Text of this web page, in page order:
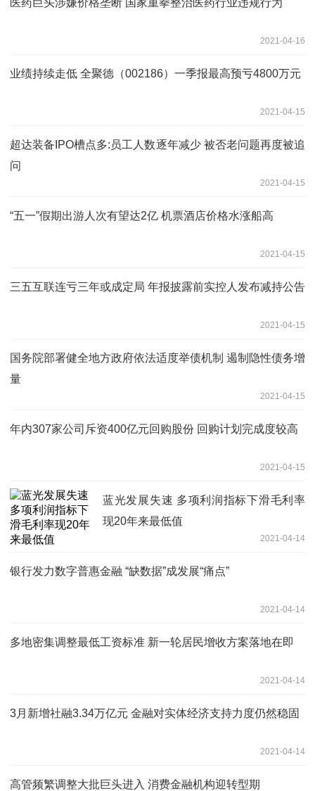
2021-04-16
业绩持续走低 全聚德（002186）一季报最高预亏4800万元
2021-04-15
超达装备IPO槽点多:员工人数逐年减少 被否老问题再度被追
问
2021-04-15
“五一”假期出游人次有望达2亿 机票酒店价格水涨船高
2021-04-15
三五互联连亏三年或成定局 年报披露前实控人发布减持公告
2021-04-15
国务院部署健全地方政府依法适度举债机制 遏制隐性债务增
量
2021-04-15
年内307家公司斥资400亿元回购股份 回购计划完成度较高
2021-04-15
蓝光发展失速 多项利润指标下滑毛利率
现20年来最低值
2021-04-14
银行发力数字普惠金融 “缺数据”成发展“痛点”
2021-04-14
多地密集调整最低工资标准 新一轮居民增收方案落地在即
2021-04-14
3月新增社融3.34万亿元 金融对实体经济支持力度仍然稳固
2021-04-14
高管频繁调整大批巨头进入 消费金融机构迎转型期